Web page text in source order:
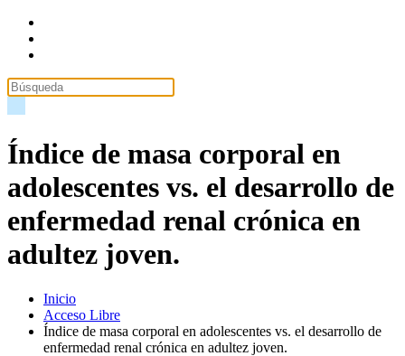
Índice de masa corporal en
adolescentes vs. el desarrollo de
enfermedad renal crónica en
adultez joven.
Inicio
Acceso Libre
Índice de masa corporal en adolescentes vs. el desarrollo de
enfermedad renal crónica en adultez joven.